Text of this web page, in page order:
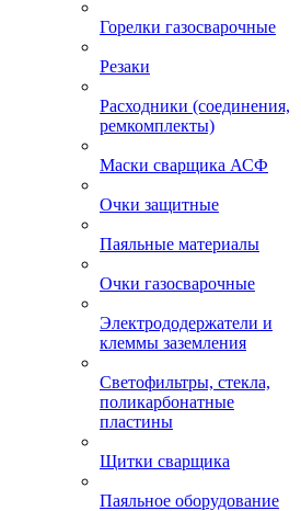
Горелки газосварочные
Резаки
Расходники (соединения,
ремкомплекты)
Маски сварщика АСФ
Очки защитные
Паяльные материалы
Очки газосварочные
Электрододержатели и
клеммы заземления
Светофильтры, стекла,
поликарбонатные
пластины
Щитки сварщика
Паяльное оборудование